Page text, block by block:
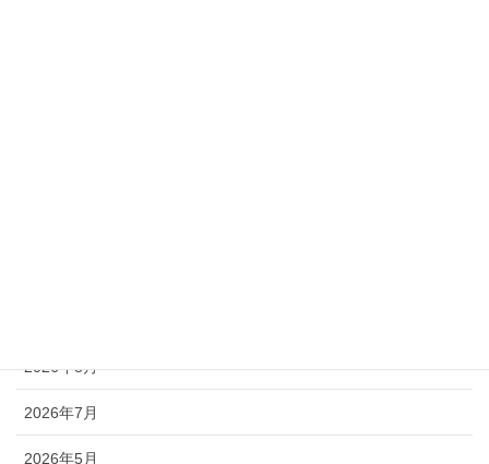
2026年8月
2026年7月
2026年5月